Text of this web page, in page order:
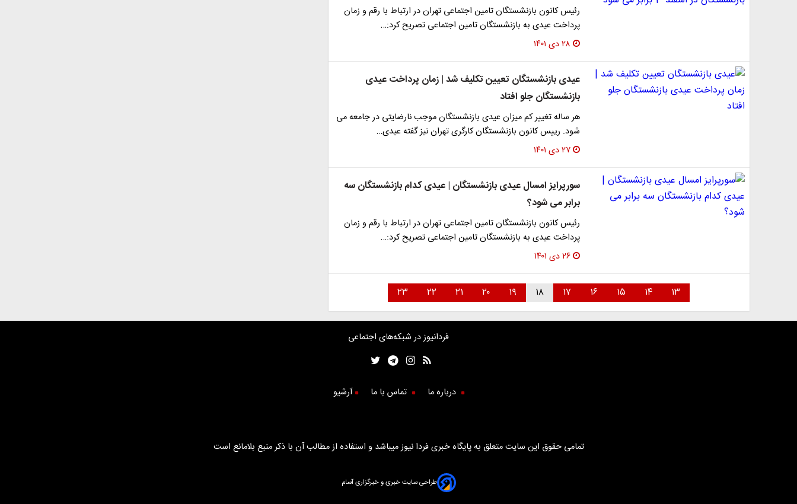
رئیس کانون بازنشستگان تامین اجتماعی تهران در ارتباط با رقم و زمان
پرداخت عیدی به بازنشستگان تامین اجتماعی تصریح کرد:…
۲۸ دی ۱۴۰۱
عیدی بازنشستگان تعیین تکلیف شد | زمان پرداخت عیدی
بازنشستگان جلو افتاد
هر ساله تغییر کم میزان عیدی بازنشستگان موجب نارضایتی در جامعه می
شود. رییس کانون بازنشستگان کارگری تهران نیز گفته عیدی…
۲۷ دی ۱۴۰۱
سورپرایز امسال عیدی بازنشستگان | عیدی کدام بازنشستگان سه
برابر می شود؟
رئیس کانون بازنشستگان تامین اجتماعی تهران در ارتباط با رقم و زمان
پرداخت عیدی به بازنشستگان تامین اجتماعی تصریح کرد:…
۲۶ دی ۱۴۰۱
۱۳ ۱۴ ۱۵ ۱۶ ۱۷ ۱۸ ۱۹ ۲۰ ۲۱ ۲۲ ۲۳
فردانیوز در شبکه‌های اجتماعی
درباره ما تماس با ما آرشیو
تمامی حقوق این سایت متعلق به پایگاه خبری فردا نیوز میباشد و استفاده از مطالب آن با ذکر منبع بلامانع است
طراحی سایت خبری و خبرگزاری آسام